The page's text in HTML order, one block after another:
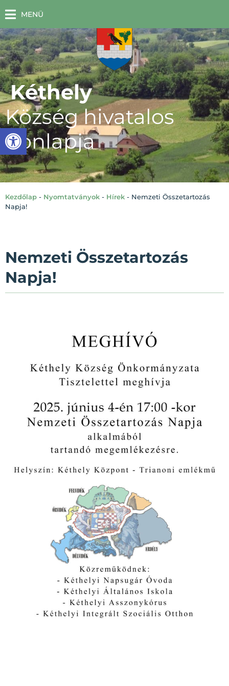
Eszköztár megnyitása
MENÜ
Kéthely
Község hivatalos
honlapja
Kezdőlap - Nyomtatványok - Hírek - Nemzeti Összetartozás
Napja!
Nemzeti Összetartozás
Napja!